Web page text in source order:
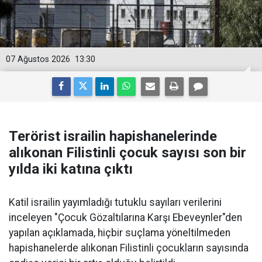
13:30
07 Ağustos 2026
Terörist israilin hapishanelerinde
alıkonan Filistinli çocuk sayısı son bir
yılda iki katına çıktı
Katil israilin yayımladığı tutuklu sayıları verilerini
inceleyen "Çocuk Gözaltılarına Karşı Ebeveynler"den
yapılan açıklamada, hiçbir suçlama yöneltilmeden
hapishanelerde alıkonan Filistinli çocukların sayısında